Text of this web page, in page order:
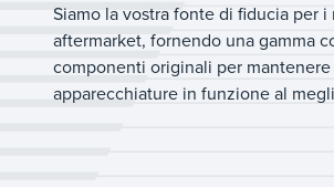
Siamo la vostra fonte di fiducia per i
aftermarket, fornendo una gamma
componenti originali per
apparecchiature in funzione al